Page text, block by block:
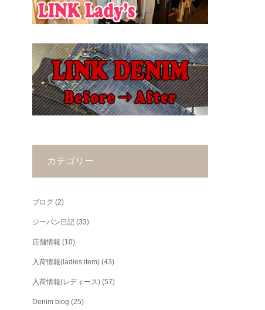
カテゴリー
ブログ (2)
ジーパン日記 (33)
店舗情報 (10)
入荷情報(ladies item) (43)
入荷情報(レディース) (57)
Denim blog (25)